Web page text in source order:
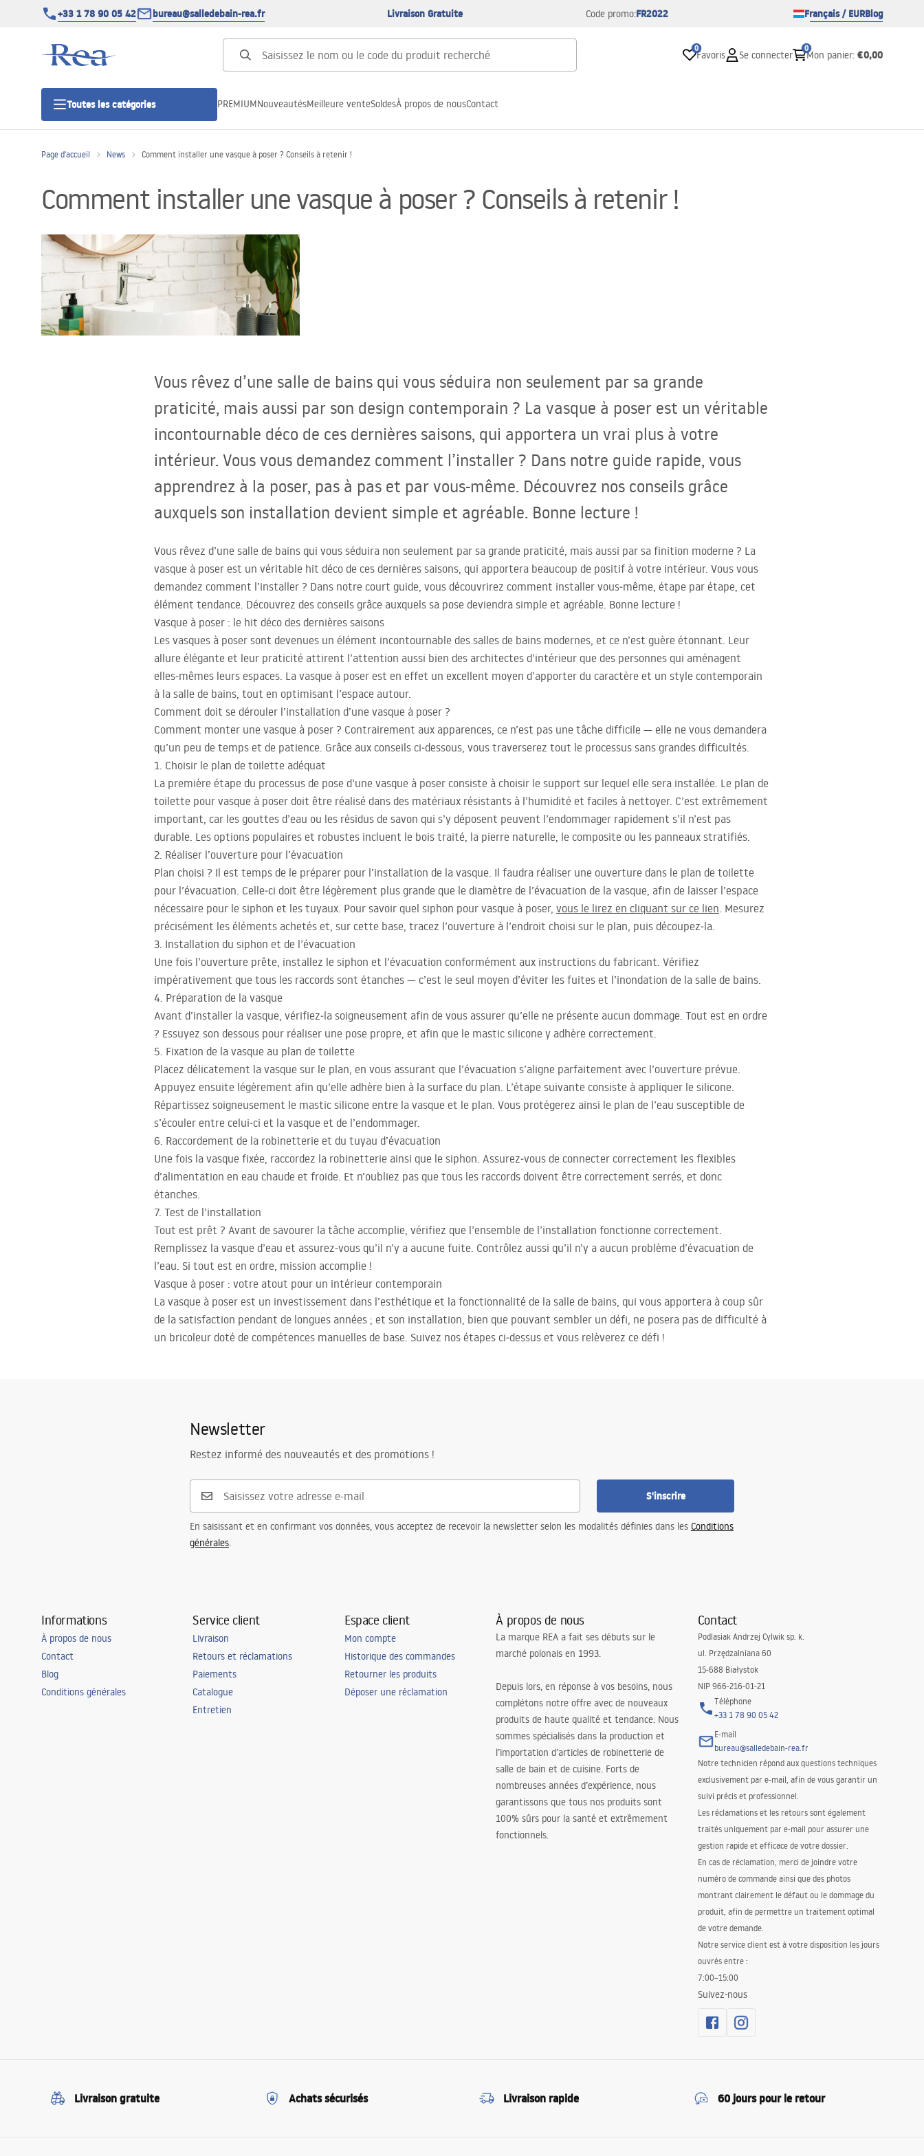
+33 1 78 90 05 42 bureau@salledebain-rea.fr Livraison Gratuite Code promo:FR2022 Français / EURBlog
0
Favoris Se connecter
0
Mon panier: €0,00
Toutes les catégories
Portes de douche
Receveurs de douche
Caniveaux de douche
Cuvettes WC, bidets
Baignoires, pare-baignoires
Robinets de salle de bain
Colonnes de douche
PREMIUMNouveautésMeilleure venteSoldesÀ propos de nousContact
Page d'accueil News Comment installer une vasque à poser ? Conseils à retenir !
Comment installer une vasque à poser ? Conseils à retenir !
Vous rêvez d’une salle de bains qui vous séduira non seulement par sa grande
praticité, mais aussi par son design contemporain ? La vasque à poser est un véritable
incontournable déco de ces dernières saisons, qui apportera un vrai plus à votre
intérieur. Vous vous demandez comment l’installer ? Dans notre guide rapide, vous
apprendrez à la poser, pas à pas et par vous-même. Découvrez nos conseils grâce
auxquels son installation devient simple et agréable. Bonne lecture !
Vous rêvez d’une salle de bains qui vous séduira non seulement par sa grande praticité, mais aussi par sa finition moderne ? La
vasque à poser est un véritable hit déco de ces dernières saisons, qui apportera beaucoup de positif à votre intérieur. Vous vous
demandez comment l’installer ? Dans notre court guide, vous découvrirez comment installer vous‑même, étape par étape, cet
élément tendance. Découvrez des conseils grâce auxquels sa pose deviendra simple et agréable. Bonne lecture !
Vasque à poser : le hit déco des dernières saisons
Les vasques à poser sont devenues un élément incontournable des salles de bains modernes, et ce n’est guère étonnant. Leur
allure élégante et leur praticité attirent l’attention aussi bien des architectes d’intérieur que des personnes qui aménagent
elles‑mêmes leurs espaces. La vasque à poser est en effet un excellent moyen d’apporter du caractère et un style contemporain
à la salle de bains, tout en optimisant l’espace autour.
Comment doit se dérouler l’installation d’une vasque à poser ?
Comment monter une vasque à poser ? Contrairement aux apparences, ce n’est pas une tâche difficile — elle ne vous demandera
qu’un peu de temps et de patience. Grâce aux conseils ci‑dessous, vous traverserez tout le processus sans grandes difficultés.
1. Choisir le plan de toilette adéquat
La première étape du processus de pose d’une vasque à poser consiste à choisir le support sur lequel elle sera installée. Le plan de
toilette pour vasque à poser doit être réalisé dans des matériaux résistants à l’humidité et faciles à nettoyer. C’est extrêmement
important, car les gouttes d’eau ou les résidus de savon qui s’y déposent peuvent l’endommager rapidement s’il n’est pas
durable. Les options populaires et robustes incluent le bois traité, la pierre naturelle, le composite ou les panneaux stratifiés.
2. Réaliser l’ouverture pour l’évacuation
Plan choisi ? Il est temps de le préparer pour l’installation de la vasque. Il faudra réaliser une ouverture dans le plan de toilette
pour l’évacuation. Celle‑ci doit être légèrement plus grande que le diamètre de l’évacuation de la vasque, afin de laisser l’espace
nécessaire pour le siphon et les tuyaux. Pour savoir quel siphon pour vasque à poser, vous le lirez en cliquant sur ce lien. Mesurez
précisément les éléments achetés et, sur cette base, tracez l’ouverture à l’endroit choisi sur le plan, puis découpez‑la.
3. Installation du siphon et de l’évacuation
Une fois l’ouverture prête, installez le siphon et l’évacuation conformément aux instructions du fabricant. Vérifiez
impérativement que tous les raccords sont étanches — c’est le seul moyen d’éviter les fuites et l’inondation de la salle de bains.
4. Préparation de la vasque
Avant d’installer la vasque, vérifiez‑la soigneusement afin de vous assurer qu’elle ne présente aucun dommage. Tout est en ordre
? Essuyez son dessous pour réaliser une pose propre, et afin que le mastic silicone y adhère correctement.
5. Fixation de la vasque au plan de toilette
Placez délicatement la vasque sur le plan, en vous assurant que l’évacuation s’aligne parfaitement avec l’ouverture prévue.
Appuyez ensuite légèrement afin qu’elle adhère bien à la surface du plan. L’étape suivante consiste à appliquer le silicone.
Répartissez soigneusement le mastic silicone entre la vasque et le plan. Vous protégerez ainsi le plan de l’eau susceptible de
s’écouler entre celui‑ci et la vasque et de l’endommager.
6. Raccordement de la robinetterie et du tuyau d’évacuation
Une fois la vasque fixée, raccordez la robinetterie ainsi que le siphon. Assurez‑vous de connecter correctement les flexibles
d’alimentation en eau chaude et froide. Et n’oubliez pas que tous les raccords doivent être correctement serrés, et donc
étanches.
7. Test de l’installation
Tout est prêt ? Avant de savourer la tâche accomplie, vérifiez que l’ensemble de l’installation fonctionne correctement.
Remplissez la vasque d’eau et assurez‑vous qu’il n’y a aucune fuite. Contrôlez aussi qu’il n’y a aucun problème d’évacuation de
l’eau. Si tout est en ordre, mission accomplie !
Vasque à poser : votre atout pour un intérieur contemporain
La vasque à poser est un investissement dans l’esthétique et la fonctionnalité de la salle de bains, qui vous apportera à coup sûr
de la satisfaction pendant de longues années ; et son installation, bien que pouvant sembler un défi, ne posera pas de difficulté à
un bricoleur doté de compétences manuelles de base. Suivez nos étapes ci‑dessus et vous relèverez ce défi !
Newsletter
Restez informé des nouveautés et des promotions !
S'inscrire
En saisissant et en confirmant vos données, vous acceptez de recevoir la newsletter selon les modalités définies dans les Conditions
générales.
Informations
À propos de nous
Contact
Blog
Conditions générales
Service client
Livraison
Retours et réclamations
Paiements
Catalogue
Entretien
Espace client
Mon compte
Historique des commandes
Retourner les produits
Déposer une réclamation
À propos de nous
La marque REA a fait ses débuts sur le
marché polonais en 1993.
Depuis lors, en réponse à vos besoins, nous
complétons notre offre avec de nouveaux
produits de haute qualité et tendance. Nous
sommes spécialisés dans la production et
l’importation d’articles de robinetterie de
salle de bain et de cuisine. Forts de
nombreuses années d’expérience, nous
garantissons que tous nos produits sont
100% sûrs pour la santé et extrêmement
fonctionnels.
Contact
Podlasiak Andrzej Cylwik sp. k.
ul. Przędzalniana 60
15-688 Białystok
NIP 966-216-01-21
Téléphone
+33 1 78 90 05 42
E-mail
bureau@salledebain-rea.fr
Notre technicien répond aux questions techniques
exclusivement par e-mail, afin de vous garantir un
suivi précis et professionnel.
Les réclamations et les retours sont également
traités uniquement par e-mail pour assurer une
gestion rapide et efficace de votre dossier.
En cas de réclamation, merci de joindre votre
numéro de commande ainsi que des photos
montrant clairement le défaut ou le dommage du
produit, afin de permettre un traitement optimal
de votre demande.
Notre service client est à votre disposition les jours
ouvrés entre :
7:00–15:00
Suivez-nous
Livraison gratuite Achats sécurisés Livraison rapide 60 jours pour le retour